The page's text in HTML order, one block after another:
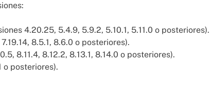
4.20.25, 5.4.9, 5.9.2, 5.10.1, 5.11.0 o posteriores).
8.5.1, 8.6.0 o posteriores).
8.11.4, 8.12.2, 8.13.1, 8.14.0 o posteriores).
o posteriores).